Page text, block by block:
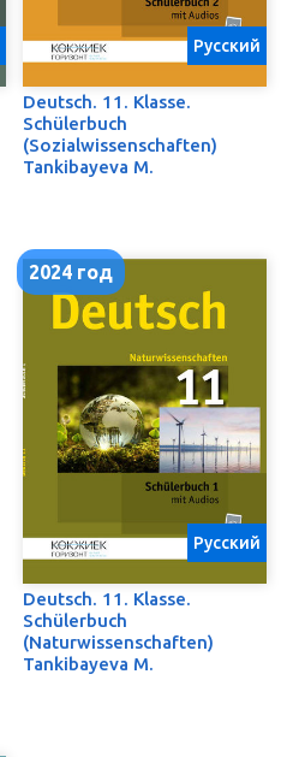
Deutsch. 11. Klasse.
Schülerbuch
(Sozialwissenschaften)
Tankibayeva M.
Русский
2024 год
Deutsch. 11. Klasse.
Schülerbuch
(Naturwissenschaften)
Tankibayeva M.
Русский